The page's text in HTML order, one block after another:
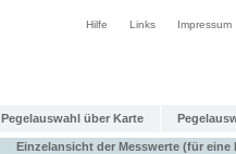
Hilfe Links Impressum
Pegelauswahl über Karte
Einzelansicht der Messwerte (für eine